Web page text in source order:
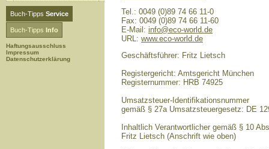
Buch-Tipps Service
Buch-Tipps Info
Haftungsausschluss
Impressum
Datenschutzerklärung
Tel.: 0049 (0)89 74 66 11-0
Fax: 0049 (0)89 74 66 11-60
E-Mail: info@eco-world.de
URL: www.eco-world.de
Geschäftsführer: Fritz Lietsch
Registergericht: Amtsgericht München
Registernummer: HRB 74925
Umsatzsteuer-Identifikationsnummer
gemäß § 27a Umsatzsteuergesetz: DE
Inhaltlich Verantwortlicher gemäß § 10
Fritz Lietsch (Anschrift wie oben)